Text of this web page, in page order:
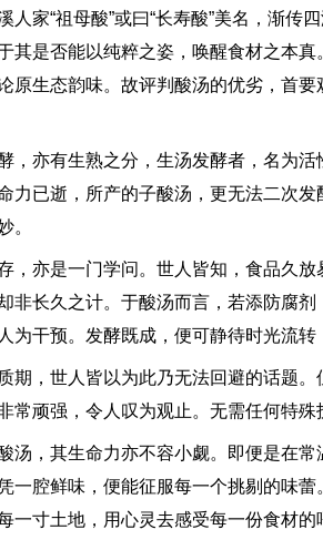
家“祖母酸”或曰“长寿酸”美名，渐传
其是否能以纯粹之姿，唤醒食材之本
原生态韵味。故评判酸汤的优劣，首
亦有生熟之分，生汤发酵者，名为活
力已逝，所产的子酸汤，更无法二次
。
亦是一门学问。世人皆知，食品久放
非长久之计。于酸汤而言，若添防腐
为干预。发酵既成，便可静待时光流
，世人皆以为此乃无法回避的话题。
常顽强，令人叹为观止。无需任何特
，其生命力亦不容小觑。即便是在常
一腔鲜味，便能征服每一个挑剔的味
一寸土地，用心灵去感受每一份食材的